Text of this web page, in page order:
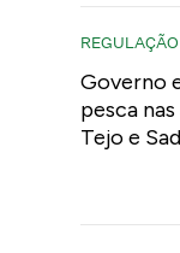
REGULAÇÃO
Governo
pesca
Tejo e